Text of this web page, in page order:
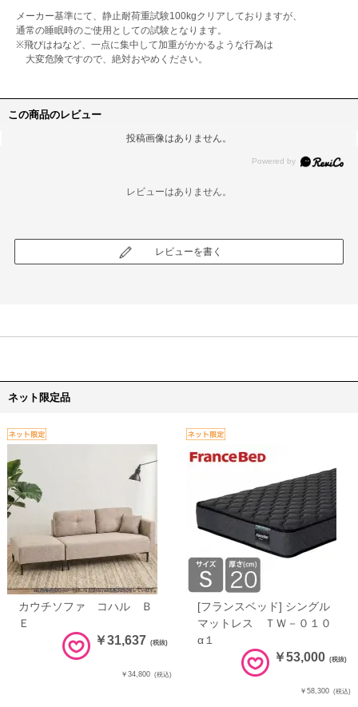
メーカー基準にて、静止耐荷重試験100kgクリアしておりますが、
通常の睡眠時のご使用としての試験となります。
※飛びはねなど、一点に集中して加重がかかるような行為は
大変危険ですので、絶対おやめください。
この商品のレビュー
投稿画像はありません。
レビューはありません。
レビューを書く
ネット限定品
カウチソファ コハル Ｂ
Ｅ
￥31,637 (税抜)
￥34,800 (税込)
[フランスベッド] シングル
マットレス ＴＷ－０１０
α１
￥53,000 (税抜)
￥58,300 (税込)